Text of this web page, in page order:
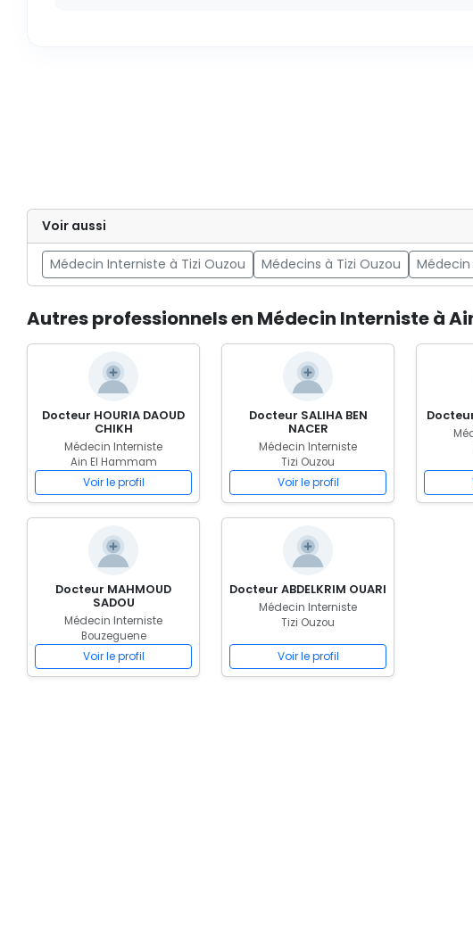
Voir aussi
Médecin Interniste à Tizi Ouzou Médecins à Tizi Ouzou
Autres professionnels en Médecin Interniste à
Docteur HOURIA DAOUD
CHIKH
Médecin Interniste
Ain El Hammam
Voir le profil
Docteur SALIHA BEN
NACER
Médecin Interniste
Tizi Ouzou
Voir le profil
Docteur MAHMOUD
SADOU
Médecin Interniste
Bouzeguene
Voir le profil
Docteur ABDELKRIM OUARI
Médecin Interniste
Tizi Ouzou
Voir le profil